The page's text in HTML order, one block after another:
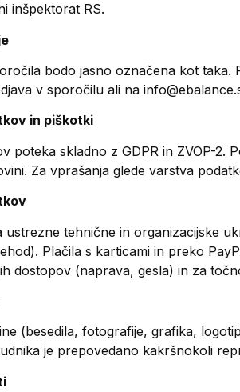
inšpektorat RS.
bodo jasno označena kot
v sporočilu ali na
in piškotki
poteka skladno z GDPR in ZVOP-
Za vprašanja glede varstva
ustrezne tehnične in organizacijske
Plačila s karticami in preko
dostopov (naprava, gesla) in za
(besedila, fotografije, grafika,
je prepovedano kakršnokoli